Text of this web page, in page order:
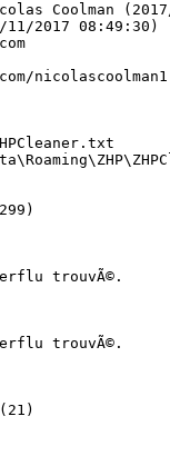
Coolman
2017 08:49:30)
nicolascoolman1
trouvÃ©.
trouvÃ©.